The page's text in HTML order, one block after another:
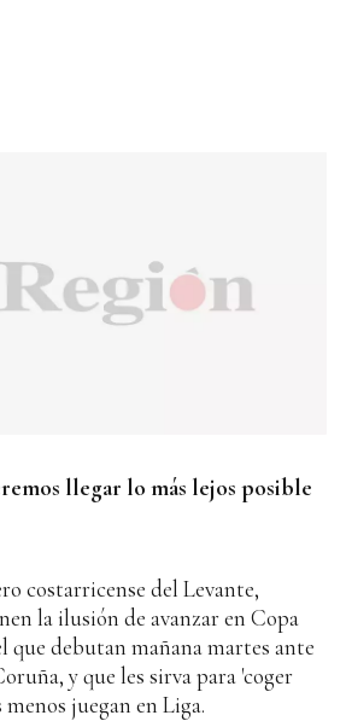
llegar lo más lejos posible
costarricense del Levante,
la ilusión de avanzar en Copa
que debutan mañana martes ante
y que les sirva para 'coger
juegan en Liga.